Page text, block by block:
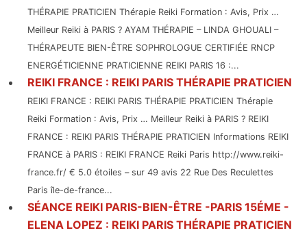
THÉRAPIE PRATICIEN Thérapie Reiki Formation : Avis, Prix …
Meilleur Reiki à PARIS ? AYAM THÉRAPIE – LINDA GHOUALI –
THÉRAPEUTE BIEN-ÊTRE SOPHROLOGUE CERTIFIÉE RNCP
ENERGÉTICIENNE PRATICIENNE REIKI PARIS 16 :...
REIKI FRANCE : REIKI PARIS THÉRAPIE PRATICIEN
REIKI FRANCE : REIKI PARIS THÉRAPIE PRATICIEN Thérapie
Reiki Formation : Avis, Prix … Meilleur Reiki à PARIS ? REIKI
FRANCE : REIKI PARIS THÉRAPIE PRATICIEN Informations REIKI
FRANCE à PARIS : REIKI FRANCE Reiki Paris http://www.reiki-
france.fr/ € 5.0 étoiles – sur 49 avis 22 Rue Des Reculettes
Paris île-de-france...
SÉANCE REIKI PARIS-BIEN-ÊTRE -PARIS 15ÉME -
ELENA LOPEZ : REIKI PARIS THÉRAPIE PRATICIEN